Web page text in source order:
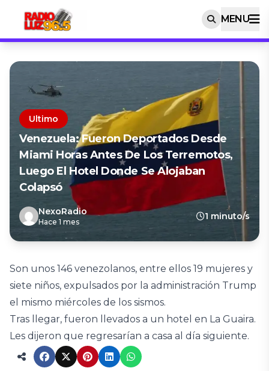
MENU
Ultimo
Venezuela: Fueron Deportados Desde
Miami Horas Antes De Los Terremotos,
Luego El Hotel Donde Se Alojaban
Colapsó
NexoRadio
Hace 1 mes
1 minuto/s
Son unos 146 venezolanos, entre ellos 19 mujeres y
siete niños, expulsados por la administración Trump
el mismo miércoles de los sismos.
Tras llegar, fueron llevados a un hotel en La Guaira.
Les dijeron que regresarían a casa al día siguiente.